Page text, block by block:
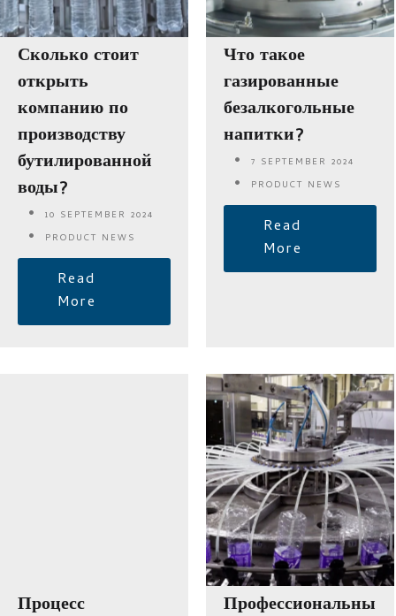
Сколько стоит
открыть
компанию по
производству
бутилированной
воды?
10 SEPTEMBER 2024
PRODUCT NEWS
Read
More
Что такое
газированные
безалкогольные
напитки?
7 SEPTEMBER 2024
PRODUCT NEWS
Read
More
Процесс
Профессиональны